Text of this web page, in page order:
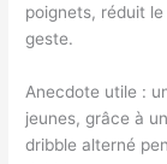
poignets, réduit
geste.
Anecdote utile :
jeunes, grâce à
dribble alterné